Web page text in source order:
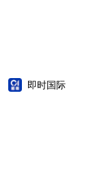
即时国际